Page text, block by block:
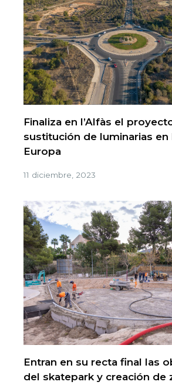
Finaliza en l’Alfàs el
sustitución de luminarias en
Europa
11 diciembre, 2023
Entran en su recta final las
del skatepark y creación de